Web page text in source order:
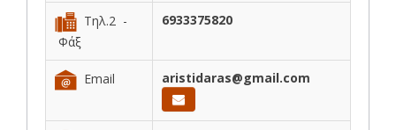
Τηλ.2 -
Φάξ
6933375820
Email aristidaras@gmail.com